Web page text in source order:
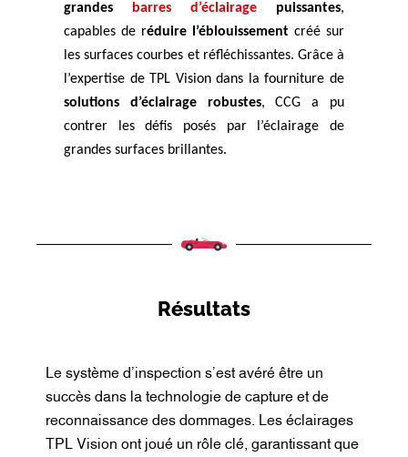
grandes barres d’éclairage puissantes,
capables de réduire l’éblouissement créé sur
les surfaces courbes et réfléchissantes. Grâce à
l’expertise de TPL Vision dans la fourniture de
solutions d’éclairage robustes, CCG a pu
contrer les défis posés par l’éclairage de
grandes surfaces brillantes.
Résultats
Le système d’inspection s’est avéré être un
succès dans la technologie de capture et de
reconnaissance des dommages. Les éclairages
TPL Vision ont joué un rôle clé, garantissant que